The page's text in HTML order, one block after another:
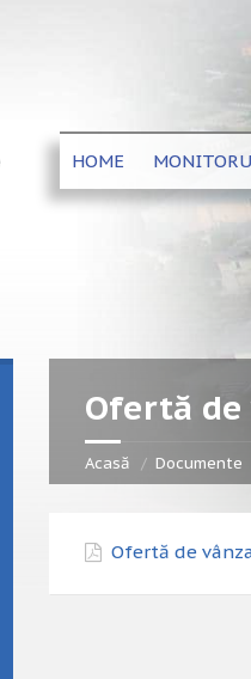
HOME
Ofertă de
Acasă Documente
Ofertă de